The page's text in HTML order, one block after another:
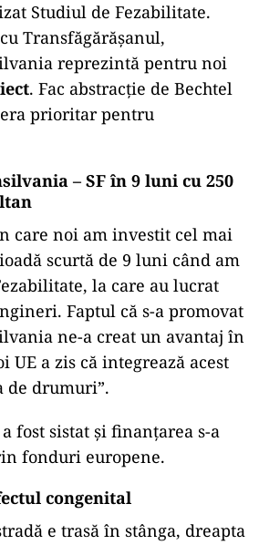
Studiul de Fezabilitate.
Transfăgărășanul,
reprezintă pentru noi
. Fac abstracție de Bechtel
prioritar pentru
– SF în 9 luni cu 250
care noi am investit cel mai
scurtă de 9 luni când am
la care au lucrat
Faptul că s-a promovat
ne-a creat un avantaj în
UE a zis că integrează acest
de drumuri”.
fost sistat și finanțarea s-a
fonduri europene.
congenital
e trasă în stânga, dreapta